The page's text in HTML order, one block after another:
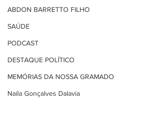
ABDON BARRETTO FILHO
SAÚDE
PODCAST
DESTAQUE POLÍTICO
MEMÓRIAS DA NOSSA GRAMADO
Naíla Gonçalves Dalavia